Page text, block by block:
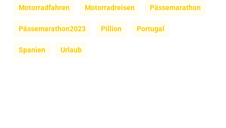
Motorradfahren Motorradreisen Pässemarathon
Pässemarathon2023 Pillion Portugal
Spanien Urlaub